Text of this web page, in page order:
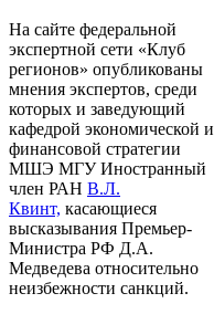
На сайте федеральной
экспертной сети «Клуб
регионов» опубликованы
мнения экспертов, среди
которых и заведующий
кафедрой экономической и
финансовой стратегии
МШЭ МГУ Иностранный
член РАН В.Л.
Квинт, касающиеся
высказывания Премьер-
Министра РФ Д.А.
Медведева относительно
неизбежности санкций.